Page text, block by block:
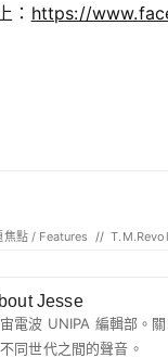
： https://
焦點 / Features //
Jesse
電波 UNIPA 編輯部。
同世代之間的聲音。